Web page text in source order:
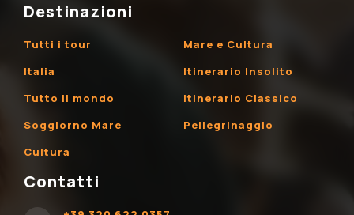
Destinazioni
Tutti i tour
Italia
Tutto il mondo
Soggiorno Mare
Cultura
Mare e Cultura
Itinerario Insolito
Itinerario Classico
Pellegrinaggio
Contatti